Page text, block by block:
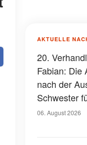
AKTUELLE
20.
Fabian: Die
nach der
Schwester
Gerichtssaal
06. August 2026